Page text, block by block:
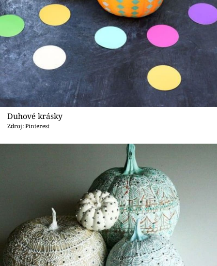
Duhové krásky
Zdroj: Pinterest